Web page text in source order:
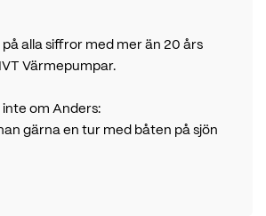
alla siffror med mer än 20 års
Värmepumpar.
inte om Anders:
gärna en tur med båten på sjön